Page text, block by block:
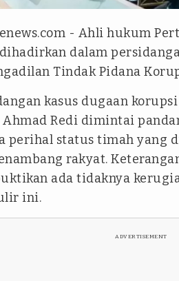
- Ahli hukum
dalam
Tindak Pidana
kasus dugaan
Ahmad Redi dimintai
perihal status timah yang
rakyat.
ada tidaknya
ini.
ADVERTISEMENT